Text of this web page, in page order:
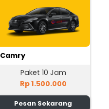
Camry
Paket 10 Jam
Rp 1.500.000
Pesan Sekarang